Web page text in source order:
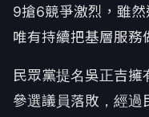
9搶6競爭激烈，雖然
唯有持續把基層服務
民眾黨提名吳正吉
參選議員落敗，經過